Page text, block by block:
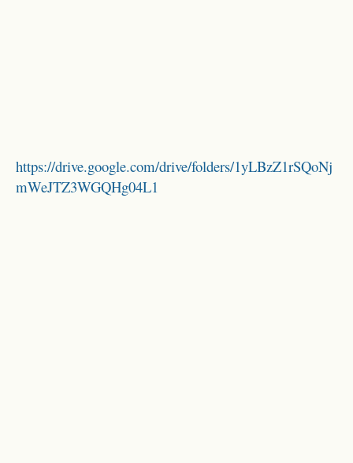
https://drive.google.com/drive/folders/1yLBzZ1rSQoNj
mWeJTZ3WGQHg04L1